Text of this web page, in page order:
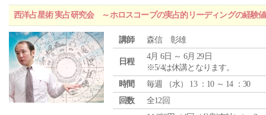
西洋占星術 実占研究会 ～ホロスコープの実占的リーディングの経験
講師 森信 彰雄
日程
4月 6日 ～ 6月 29日
※5/4は休講となります。
時間
毎週 （水） 13 ：10 ～ 14 ：30
回数
全12回